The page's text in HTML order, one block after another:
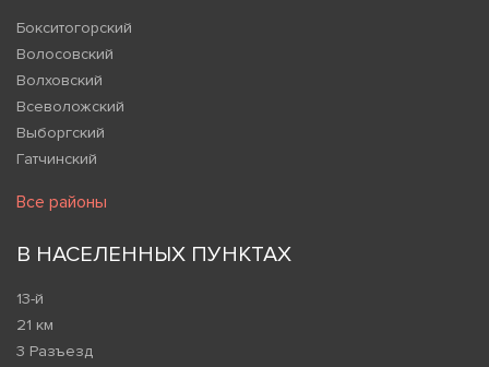
Бокситогорский
Волосовский
Волховский
Всеволожский
Выборгский
Гатчинский
Все районы
В НАСЕЛЕННЫХ ПУНКТАХ
13-й
21 км
3 Разъезд